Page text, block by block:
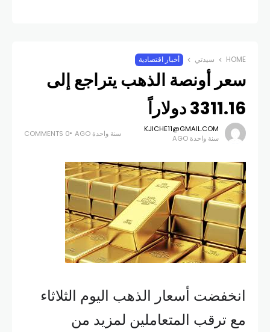
HOME سيدتي أخبار اقتصادية
سعر أونصة الذهب يتراجع إلى
3311.16 دولاراً
KJICHE11@GMAIL.COM
سنة واحدة AGO
سنة واحدة AGO 0 COMMENTS
انخفضت أسعار الذهب اليوم الثلاثاء
مع ترقب المتعاملين لمزيد من